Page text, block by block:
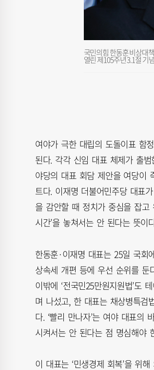
국민의힘 한동훈 비상대
열린 제105주년 3.1절 기
여야가 극한 대립의 도돌이표 함
된다. 각각 신임 대표 체제가 출
야당의 대표 회담 제안을 여당이
트다. 이재명 더불어민주당 대표
을 감안할 때 정치가 중심을 잡고
시간’을 놓쳐서는 안 된다는 뜻이
한동훈·이재명 대표는 25일 국
상속세 개편 등에 우선 순위를
이밖에 ‘전국민25만원지원법’도
며 나섰고, 한 대표는 채상병특검
다. ‘빨리 만나자’는 여야 대표의
시켜서는 안 된다는 점 명심해야
이 대표는 ‘민생경제 회복’을 위